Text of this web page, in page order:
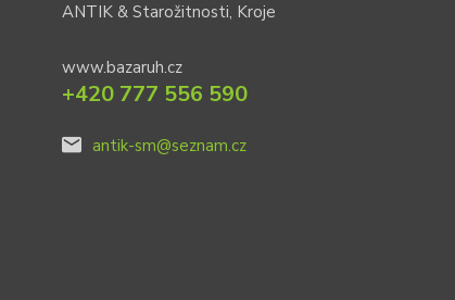
ANTIK & Starožitnosti, Kroje
www.bazaruh.cz
+420 777 556 590
antik-sm@seznam.cz